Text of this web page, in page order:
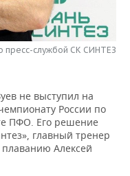
пресс-службой СК СИНТЕЗ
не выступил на
России по
ПФО. Его решение
главный тренер
плаванию Алексей